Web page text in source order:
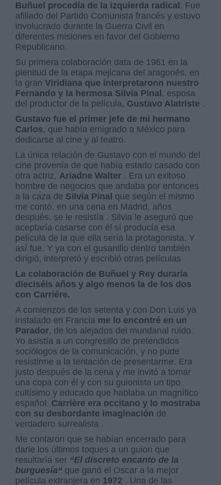
Buñuel procedía de la izquierda radical . Fue
afiliado del Partido Comunista francés y estuvo
involucrado durante la Guerra Civil en
diferentes misiones en favor del Gobierno
Republicano.
Su primera colaboración data de 1961 en la
plenitud de la etapa mejicana del aragonés, en
la gran Viridiana que interpretaronn nuestro
Fernando y la hermosa Silvia Pinal , esposa
del productor de la película, Gustavo Alatriste .
Gustavo fue el primer jefe de mi hermano
Carlos, que había emigrado a México para
dedicarse al cine y al teatro.
La única relación de Gustavo con el mundo del
cine provenía de que había estado casado con
otra actriz, Ariadne Walter . Era un exitoso
hombre de negocios que andaba por entonces
a la caza de Silvia Pinal que según el mismo
me contó, en una cena en Madrid, años
después, se le resistía . Silvia le aseguró que
aceptaría casarse con él sí producía esa
película de la que ella sería la protagonista. Y
así fue. Y ya con el gusanillo dentro también
dirigió, interpretó y escribió otras películas
La colaboración de Buñuel y Rey duraría
dieciséis años y algo menos la de los dos
con Carriére.
A comienzos de los setenta y con Don Luis ya
instalado en Francia me lo encontré en un
Parador, de los alejados del mundanal ruido.
Yo asistía a un congresillo de pretendidos
sociólogos de la comunicación, y no pude
resistirme a la tentación de presentarme. Era
justo después de la cena y me invitó a tomar
una copa con él y con su guionista un tipo
cultísimo y educado que hablaba un magnífico
español. Carrière era occitano y lo mostraba
con su desbordante imaginación de
verdadero surrealista .
Me contaron que se habían encerrado para
darle los últimos toques a un guion que
resultaría ser “El discreto encanto de la
burguesía“ que ganó el Oscar a la mejor
película extranjera en 1972 . Una de las